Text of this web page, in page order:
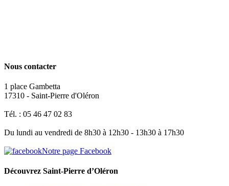
Nous contacter
1 place Gambetta
17310 - Saint-Pierre d'Oléron
Tél. : 05 46 47 02 83
Du lundi au vendredi de 8h30 à 12h30 - 13h30 à 17h30
Notre page Facebook
Découvrez Saint-Pierre d’Oléron